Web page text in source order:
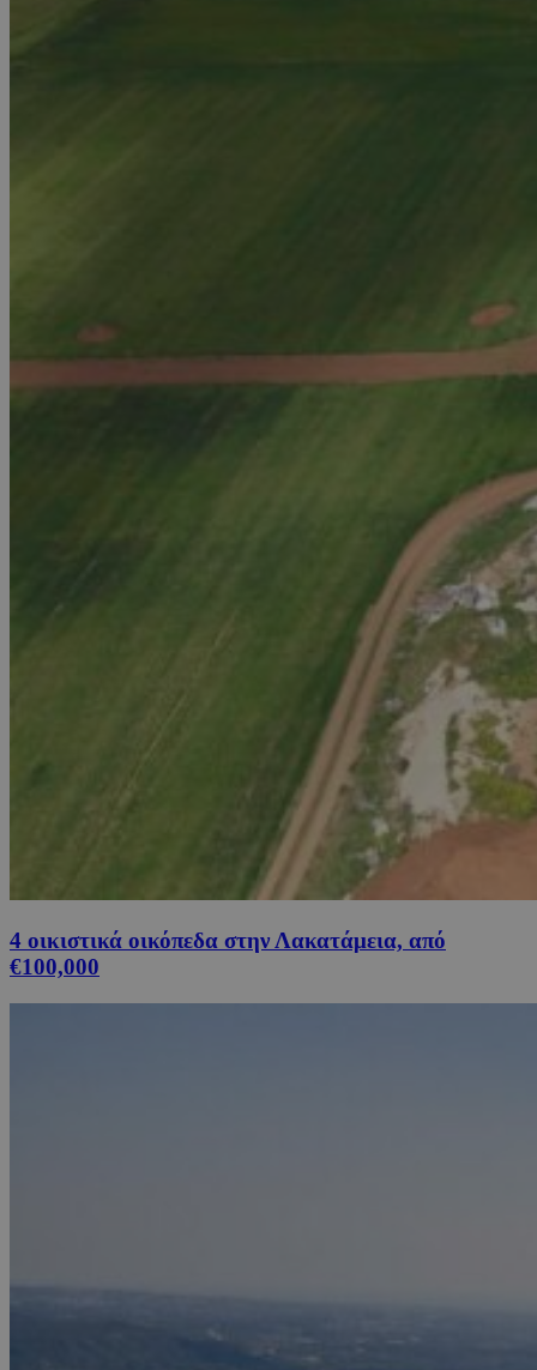
4 οικιστικά οικόπεδα στην Λακατάμεια, από
€100,000